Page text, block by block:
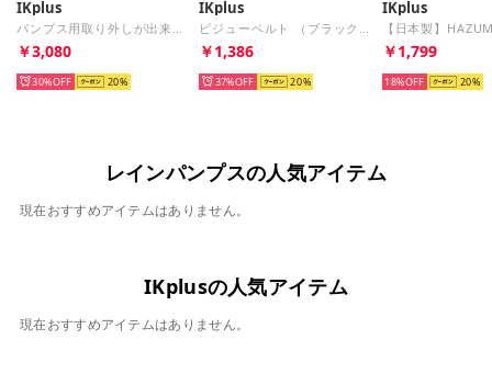
IKplus
パンプス用取り外しが出来るビジュー Ikplus （55.シルバー）
￥3,080
30% 20
IKplus
ビジューベルト （ブラック/ブラック）
￥1,386
37% 20
IKplus
￥1,799
18% 20
レインパンプスの人気アイテム
現在おすすめアイテムはありません。
IKplusの人気アイテム
現在おすすめアイテムはありません。